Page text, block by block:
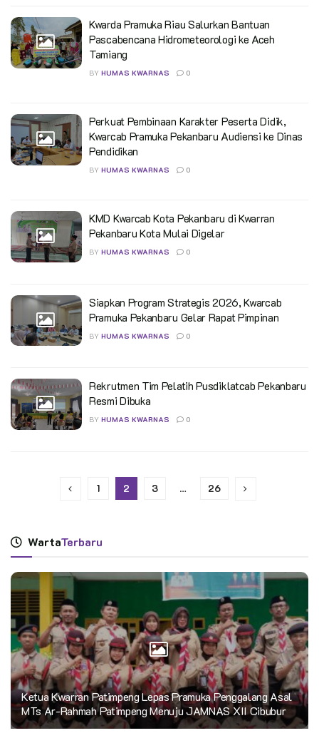
Kwarda Pramuka Riau Salurkan Bantuan
Pascabencana Hidrometeorologi ke Aceh
Tamiang
BY HUMAS KWARNAS 0
Perkuat Pembinaan Karakter Peserta Didik,
Kwarcab Pramuka Pekanbaru Audiensi ke Dinas
Pendidikan
BY HUMAS KWARNAS 0
KMD Kwarcab Kota Pekanbaru di Kwarran
Pekanbaru Kota Mulai Digelar
BY HUMAS KWARNAS 0
Siapkan Program Strategis 2026, Kwarcab
Pramuka Pekanbaru Gelar Rapat Pimpinan
BY HUMAS KWARNAS 0
Rekrutmen Tim Pelatih Pusdiklatcab Pekanbaru
Resmi Dibuka
BY HUMAS KWARNAS 0
1 2 3 … 26
WartaTerbaru
Ketua Kwarran Patimpeng Lepas Pramuka Penggalang Asal
MTs Ar-Rahmah Patimpeng Menuju JAMNAS XII Cibubur